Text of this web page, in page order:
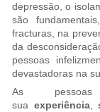
depressão, o
são
fracturas, na
da
pessoas
devastadoras na
As
sua experiência,